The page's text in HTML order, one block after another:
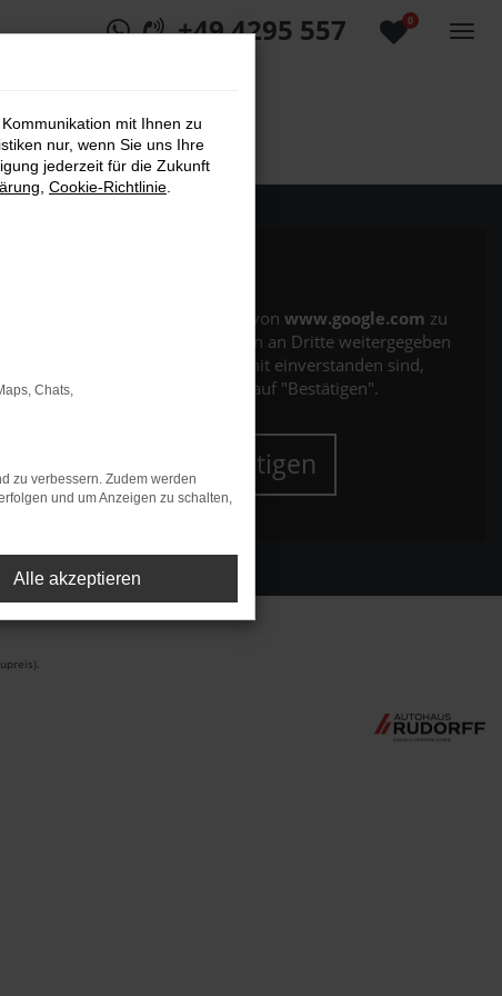
0
+49 4295 557
Es wird versucht, Inhalte von www.google.com zu
laden. Dabei können Daten an Dritte weitergegeben
werden. Wenn Sie damit einverstanden sind,
klicken Sie bitte auf "Bestätigen".
Bestätigen
mit Ihnen zu
nur, wenn Sie uns Ihre
jederzeit für die Zukunft
Cookie-Richtlinie
Chats,
zu verbessern. Zudem werden
und um Anzeigen zu schalten,
Alle akzeptieren